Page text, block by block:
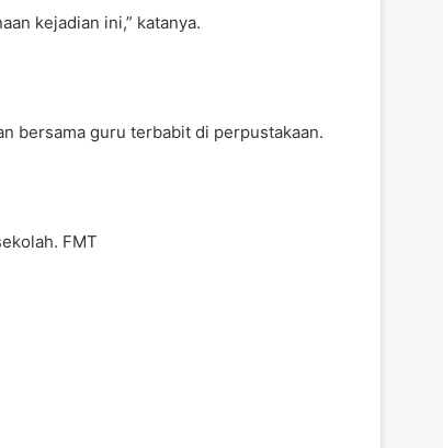
kejadian ini,” katanya.
bersama guru terbabit di perpustakaan.
FMT